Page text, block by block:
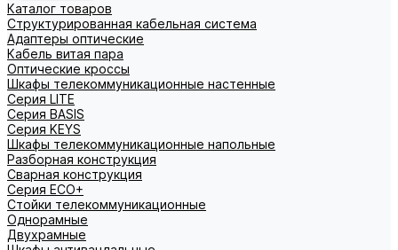
Каталог товаров
Структурированная кабельная система
Адаптеры оптические
Кабель витая пара
Оптические кроссы
Шкафы телекоммуникационные настенные
Cерия LITE
Cерия BASIS
Cерия KEYS
Шкафы телекоммуникационные напольные
Разборная конструкция
Сварная конструкция
Серия ECO+
Стойки телекоммуникационные
Однорамные
Двухрамные